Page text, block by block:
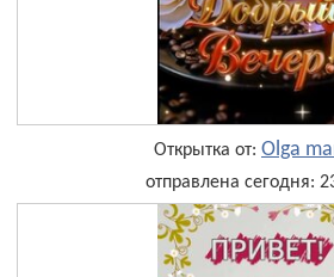
Открытка от: Olga
отправлена сегодня: